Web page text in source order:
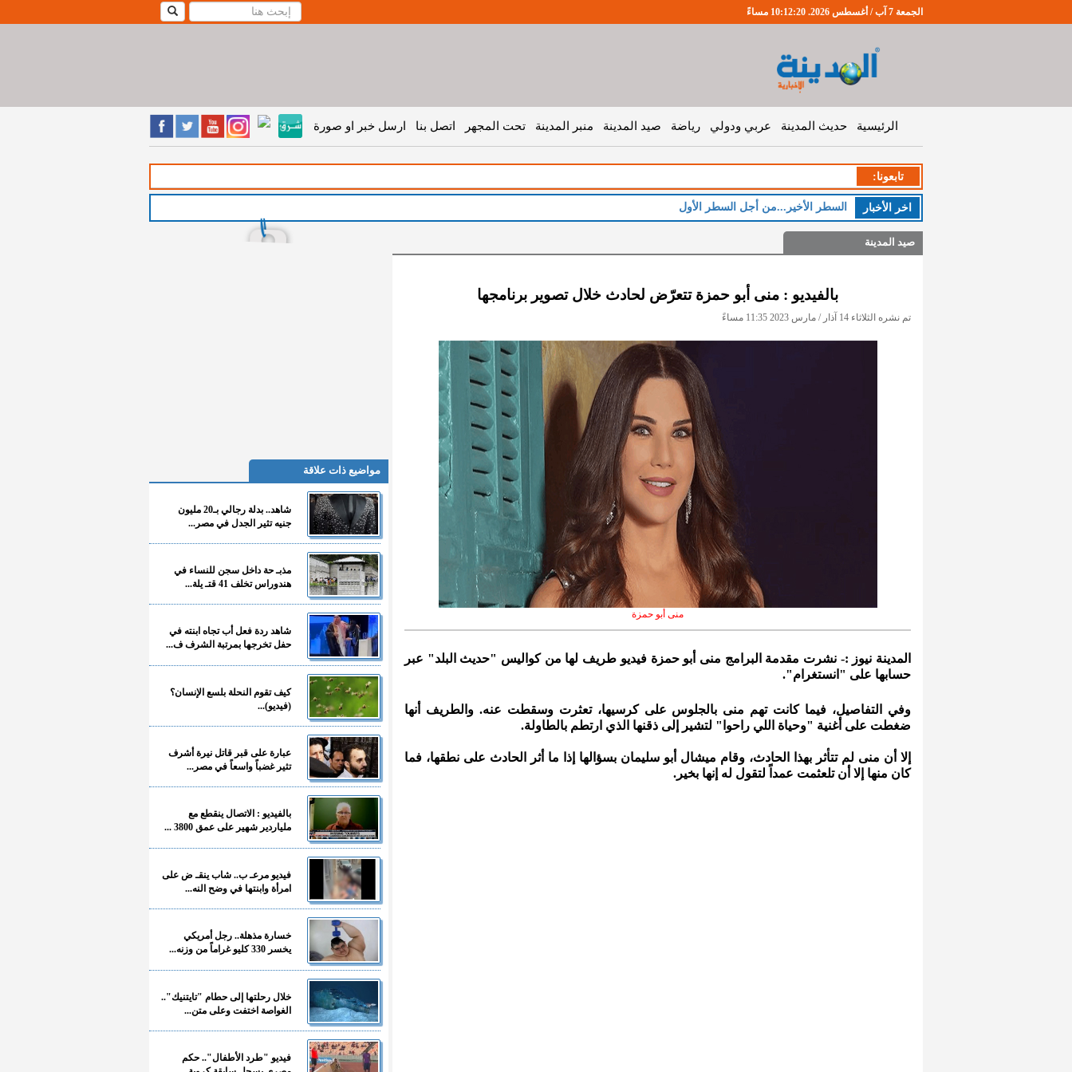
الجمعة 7 آب / أغسطس 2026. 10:12:21 مساءً
الرئيسية حديث المدينة عربي ودولي رياضة صيد المدينة منبر المدينة تحت المجهر اتصل بنا ارسل خبر او صورة
تابعونا:
اخر اﻷخبار السطر الأخير...من أجل السطر الأول
صيد المدينة
بالفيديو : منى أبو حمزة تتعرّض لحادث خلال تصوير برنامجها
تم نشره الثلاثاء 14 آذار / مارس 2023 11:35 مساءً
منى أبو حمزة
المدينة نيوز :- نشرت مقدمة البرامج منى أبو حمزة فيديو طريف لها من كواليس "حديث البلد" عبر
حسابها على "انستغرام".
وفي التفاصيل، فيما كانت تهم منى بالجلوس على كرسيها، تعثرت وسقطت عنه. والطريف أنها
ضغطت على أغنية "وحياة اللي راحوا" لتشير إلى ذقنها الذي ارتطم بالطاولة.
إلا أن منى لم تتأثر بهذا الحادث، وقام ميشال أبو سليمان بسؤالها إذا ما أثر الحادث على نطقها، فما
كان منها إلا أن تلعثمت عمداً لتقول له إنها بخير.
مواضيع ذات علاقة
شاهد.. بدلة رجالي بـ20 مليون
جنيه تثير الجدل في مصر...
مذبـ حة داخل سجن للنساء في
هندوراس تخلف 41 قتـ يلة...
شاهد ردة فعل أب تجاه ابنته في
حفل تخرجها بمرتبة الشرف ف...
كيف تقوم النحلة بلسع الإنسان؟
(فيديو)...
عبارة على قبر قاتل نيرة أشرف
تثير غضباً واسعاً في مصر...
بالفيديو : الاتصال ينقطع مع
ملياردير شهير على عمق 3800 ...
فيديو مرعـ ب.. شاب ينقـ ض على
امرأة وابنتها في وضح النه...
خسارة مذهلة.. رجل أمريكي
يخسر 330 كليو غراماً من وزنه...
خلال رحلتها إلى حطام "تايتنيك"..
الغواصة اختفت وعلى متن...
فيديو "طرد الأطفال".. حكم